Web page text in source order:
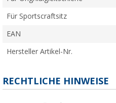
Für Sportscraftsitz
EAN
Hersteller Artikel-Nr.
RECHTLICHE HINWEISE